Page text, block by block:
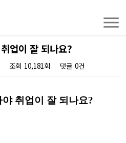
업이 잘 되나요?
조회 10,181회 댓글 0건
취업이 잘 되나요?